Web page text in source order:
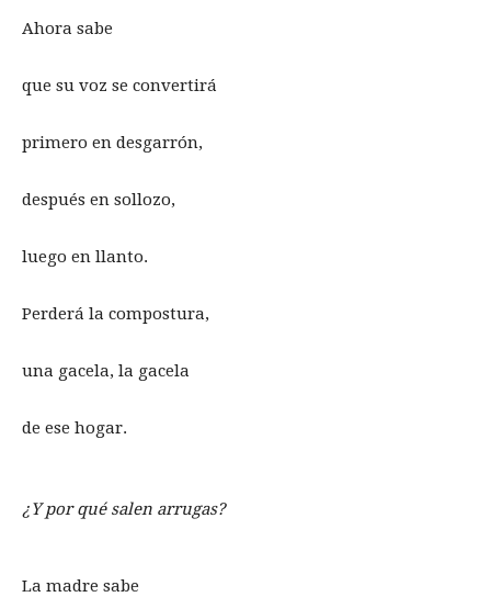
Ahora sabe
que su voz se convertirá
primero en desgarrón,
después en sollozo,
luego en llanto.
Perderá la compostura,
una gacela, la gacela
de ese hogar.
¿Y por qué salen arrugas?
La madre sabe